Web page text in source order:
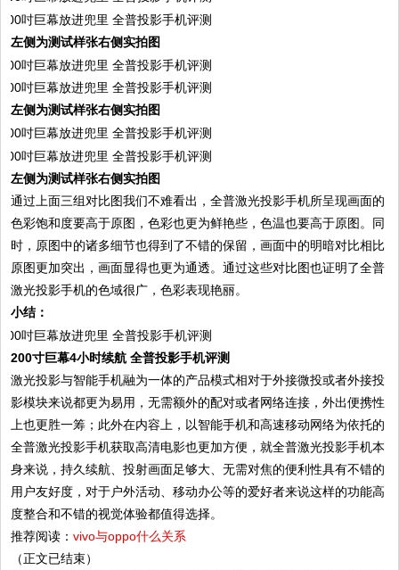
左侧为测试样张右侧实拍图
左侧为测试样张右侧实拍图
左侧为测试样张右侧实拍图
通过上面三组对比图我们不难看出，全普激光投影手机所呈现画面的
色彩饱和度要高于原图，色彩也更为鲜艳些，色温也要高于原图。同
时，原图中的诸多细节也得到了不错的保留，画面中的明暗对比相比
原图更加突出，画面显得也更为通透。通过这些对比图也证明了全普
激光投影手机的色域很广，色彩表现艳丽。
小结：
200寸巨幕4小时续航 全普投影手机评测
激光投影与智能手机融为一体的产品模式相对于外接微投或者外接投
影模块来说都更为易用，无需额外的配对或者网络连接，外出便携性
上也更胜一筹；此外在内容上，以智能手机和高速移动网络为依托的
全普激光投影手机获取高清电影也更加方便，就全普激光投影手机本
身来说，持久续航、投射画面足够大、无需对焦的便利性具有不错的
用户友好度，对于户外活动、移动办公等的爱好者来说这样的功能高
度整合和不错的视觉体验都值得选择。
推荐阅读：vivo与oppo什么关系
（正文已结束）